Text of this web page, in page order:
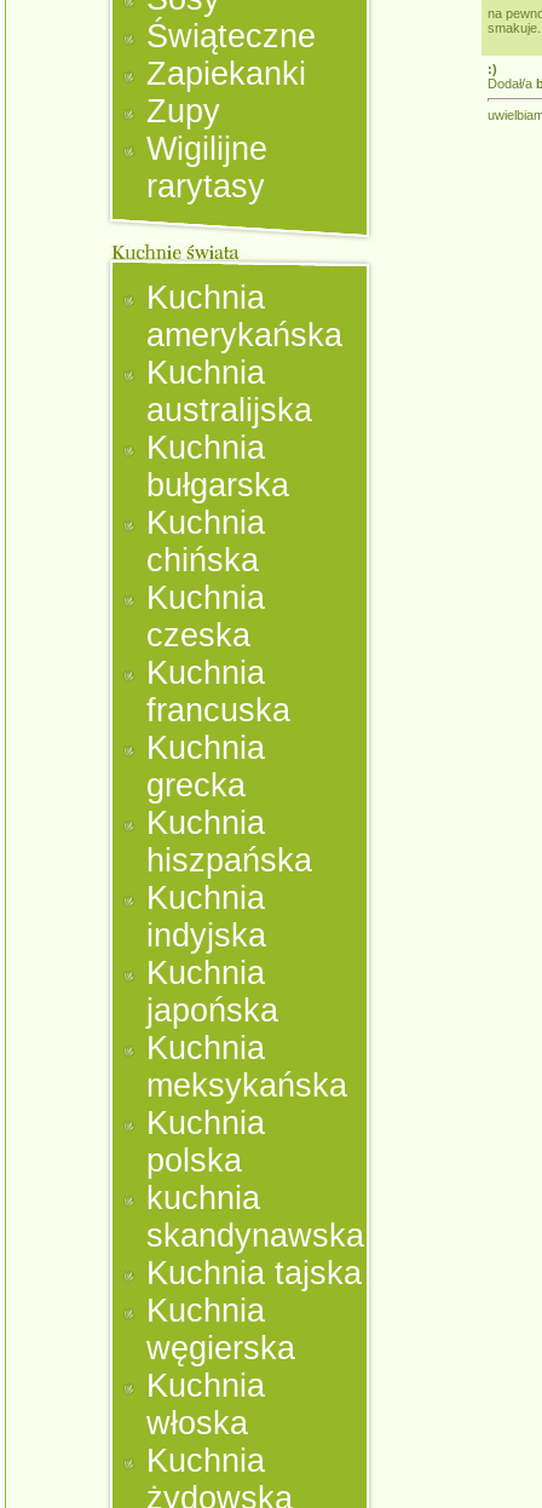
Świąteczne
Zapiekanki
Zupy
Wigilijne
rarytasy
Kuchnia
amerykańska
Kuchnia
australijska
Kuchnia
bułgarska
Kuchnia
chińska
Kuchnia
czeska
Kuchnia
francuska
Kuchnia
grecka
Kuchnia
hiszpańska
Kuchnia
indyjska
Kuchnia
japońska
Kuchnia
meksykańska
Kuchnia
polska
kuchnia
skandynawska
Kuchnia tajska
Kuchnia
węgierska
Kuchnia
włoska
Kuchnia
żydowska
na
smakuje.
:)
Dodał/a